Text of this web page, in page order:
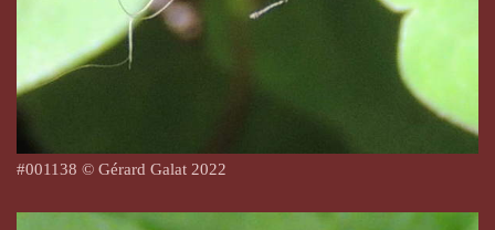
#001138 © Gérard Galat 2022